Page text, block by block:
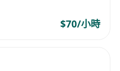
$70/小時